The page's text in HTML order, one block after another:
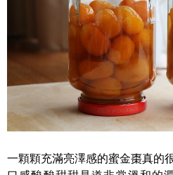
一顆顆充滿亮澤感的蜜金棗真的